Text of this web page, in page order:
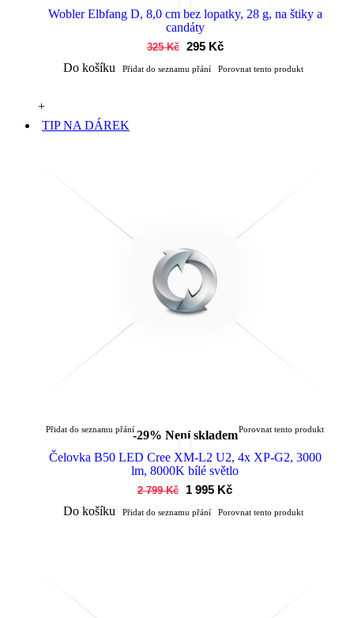
Wobler Elbfang D, 8,0 cm bez lopatky, 28 g, na štiky a
candáty
325 Kč
295 Kč
Do košíku
Přidat do seznamu přání Porovnat tento produkt
+
TIP NA DÁREK
-29% Není skladem
Přidat do seznamu přání Porovnat tento produkt
Čelovka B50 LED Cree XM-L2 U2, 4x XP-G2, 3000
lm, 8000K bílé světlo
2 799 Kč
1 995 Kč
Do košíku
Přidat do seznamu přání Porovnat tento produkt